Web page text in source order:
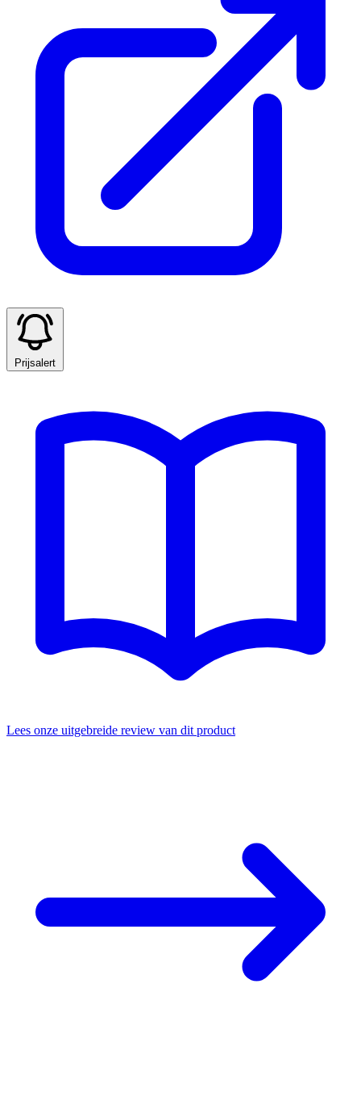
Prijsalert
Lees onze uitgebreide review van dit product